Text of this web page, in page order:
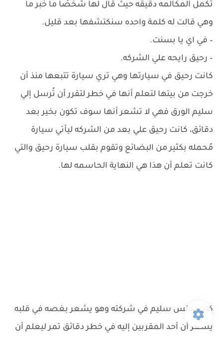
تكمل المكالمه دقيقه حيث قال لها شخصًا ما خبر ما
وهي قالت له كلمة واحده سنكتشفها بعد قليل.
– ‏في اي يا بسنت.
– ‏رحيق رايحه علي الشركه.
كانت رحيق في سيارتها وهي تري سيارة تتبعها منذ أن
خرجت من بيتها لتعلم أنها في خطر لتقرر أن تُرسل إلي
سليم الورق فهي لا تشعر أنها سوف تكون بخير بعد
دقائق، كانت رحيق علي بعد من الشركه ليأتي سيارة
مُحمله بكثير من البضائع وتقوم بقلب سيارة رحيق والتي
كانت تعلم أن هذا هي النهاية الحاسمه لها.
كان يجلس سليم في شركته وهو يشعر بغصه في قلبه
يشعر أن أحد المقربين إليه في خطر دقائق تمر ليعلم أن